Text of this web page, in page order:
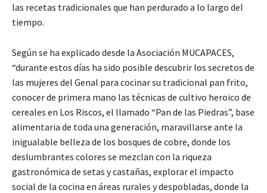
las recetas tradicionales que han perdurado a lo largo del
tiempo.
Según se ha explicado desde la Asociación MUCAPACES,
“durante estos días ha sido posible descubrir los secretos de
las mujeres del Genal para cocinar su tradicional pan frito,
conocer de primera mano las técnicas de cultivo heroico de
cereales en Los Riscos, el llamado “Pan de las Piedras”, base
alimentaria de toda una generación, maravillarse ante la
inigualable belleza de los bosques de cobre, donde los
deslumbrantes colores se mezclan con la riqueza
gastronómica de setas y castañas, explorar el impacto
social de la cocina en áreas rurales y despobladas, donde la